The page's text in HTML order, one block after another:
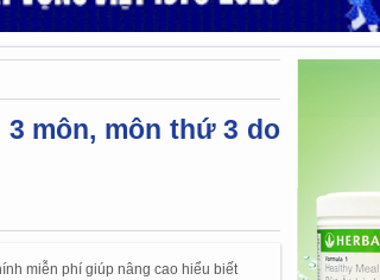
môn, môn thứ 3 do
miễn phí giúp nâng cao hiểu biết